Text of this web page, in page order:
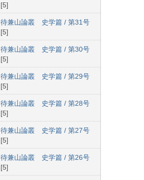
[5]
待兼山論叢 史学篇 / 第31号
[5]
待兼山論叢 史学篇 / 第30号
[5]
待兼山論叢 史学篇 / 第29号
[5]
待兼山論叢 史学篇 / 第28号
[5]
待兼山論叢 史学篇 / 第27号
[5]
待兼山論叢 史学篇 / 第26号
[5]